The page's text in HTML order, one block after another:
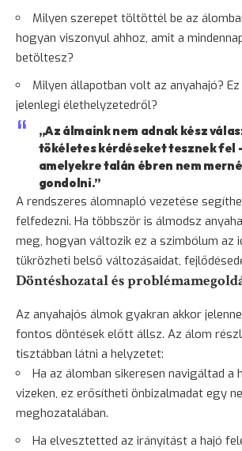
Milyen szerepet töltöttél be az
hogyan viszonyul ahhoz, amit a
betöltesz?
Milyen állapotban volt az anyahajó?
jelenlegi élethelyzetedről?
„Az álmaink nem adnak kész
tökéletes kérdéseket tesznek fel
amelyekre talán ébren nem
gondolni.”
A rendszeres álomnapló vezetése
felfedezni. Ha többször is álmodsz
meg, hogyan változik ez a szimbólum az
tükrözheti belső változásaidat,
Döntéshozatal és
Az anyahajós álmok gyakran akkor
fontos döntések előtt állsz. Az álom
tisztábban látni a helyzetet:
Ha az álomban sikeresen navigáltad a
vizeken, ez erősítheti önbizalmadat egy
meghozatalában.
Ha elvesztetted az irányítást a hajó